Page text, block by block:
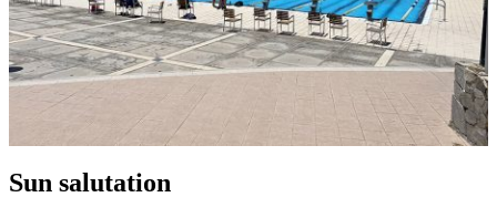
Sun salutation